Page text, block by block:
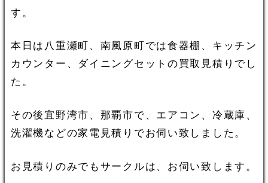
す。
本日は八重瀬町、南風原町では食器棚、キッチン
カウンター、ダイニングセットの買取見積りでし
た。
その後宜野湾市、那覇市で、エアコン、冷蔵庫、
洗濯機などの家電見積りでお伺い致しました。
お見積りのみでもサークルは、お伺い致します。